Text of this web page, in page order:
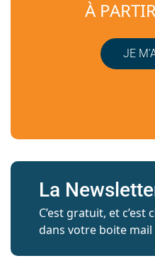
À
JE
La
C’est gratuit, et c’est
dans votre boite mail